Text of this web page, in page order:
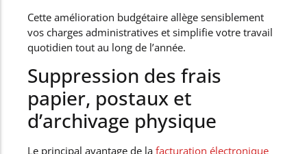
Cette amélioration budgétaire allège sensiblement
vos charges administratives et simplifie votre travail
quotidien tout au long de l’année.
Suppression des frais
papier, postaux et
d’archivage physique
Le principal avantage de la facturation électronique